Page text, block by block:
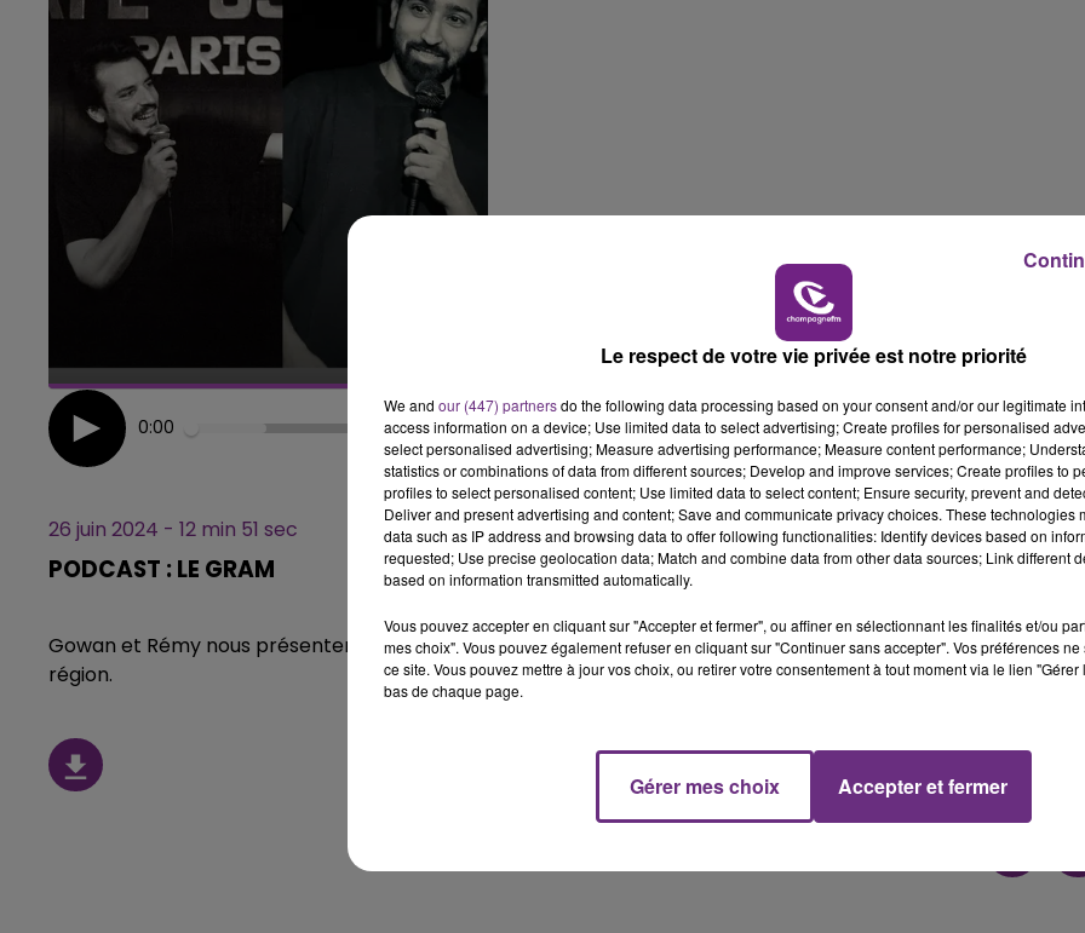
LA FAMILLE
LE TICKET DE CAISSE
0:00 12 min 51
26 juin 2024 - 12 min 51 sec
PODCAST : LE GRAM
Gowan et Rémy nous présentent le GRAM : un collectif d'humoristes locaux qui se produit sur les scènes de la
région.
Le respect de votre vie privée est notre priorité
We and our (447) partnersdo the following data processing based on your consent and/or our legitimate
access information on a device; Use limited data to select advertising; Create profiles for personalised
select personalised advertising; Measure advertising performance; Measure content performance;
statistics or combinations of data from different sources; Develop and improve services; Create profiles to
profiles to select personalised content; Use limited data to select content; Ensure security, prevent and
Deliver and present advertising and content; Save and communicate privacy choices. These technologies
data such as IP address and browsing data to offer following functionalities: Identify devices based on
requested; Use precise geolocation data; Match and combine data from other data sources; Link different
based on information transmitted automatically.
Vous pouvez accepter en cliquant sur "Accepter et fermer", ou affiner en sélectionnant les finalités et/ou
mes choix". Vous pouvez également refuser en cliquant sur "Continuer sans accepter". Vos préférences
ce site. Vous pouvez mettre à jour vos choix, ou retirer votre consentement à tout moment via le lien
bas de chaque page.
Gérer mes choix Accepter et fermer